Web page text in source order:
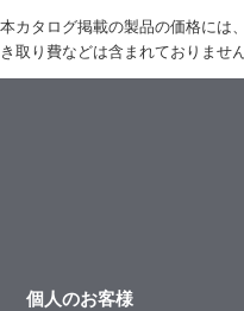
本カタログ掲載の製品の価格には
き取り費などは含まれておりません
個人のお客様